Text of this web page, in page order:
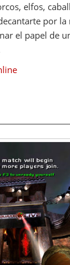
elfos,
por la
el papel de